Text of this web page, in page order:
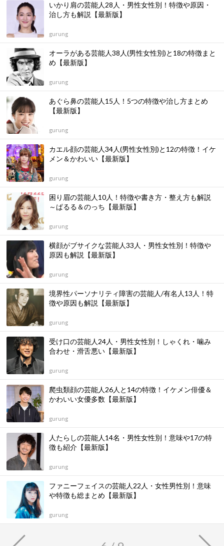
いかり肩の芸能人28人・男性女性別！特徴や原因・
治し方も解説【最新版】
gurung
オーラがある芸能人38人(男性女性別)と18の特徴まと
め【最新版】
gurung
あぐら鼻の芸能人15人！5つの特徴や治し方まとめ
【最新版】
gurung
カエル顔の芸能人34人(男性女性別)と12の特徴！イケ
メン＆かわいい【最新版】
gurung
困り眉の芸能人10人！特徴や書き方・整え方も解説
～ぱるる＆のっち【最新版】
gurung
横顔がブサイクな芸能人33人・男性女性別！特徴や
原因も解説【最新版】
gurung
境界性パーソナリティ障害の芸能人/有名人13人！特
徴や原因も解説【最新版】
gurung
受け口の芸能人24人・男性女性別！しゃくれ・噛み
合わせ・滑舌悪い【最新版】
gurung
爬虫類顔の芸能人26人と14の特徴！イケメン俳優＆
かわいい女優多数【最新版】
gurung
人たらしの芸能人14名・男性女性別！意味や17の特
徴も紹介【最新版】
gurung
ファニーフェイスの芸能人22人・女性男性別！意味
や特徴も総まとめ【最新版】
gurung